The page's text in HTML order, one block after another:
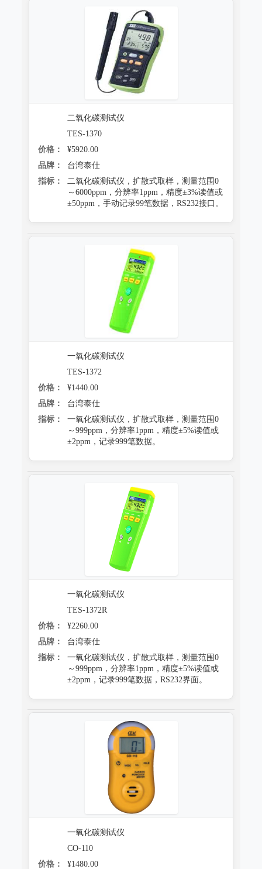
二氧化碳测试仪
TES-1370
价格：
¥5920.00
品牌：
台湾泰仕
指标：
二氧化碳测试仪，扩散式取样，测量范围0
～6000ppm，分辨率1ppm，精度±3%读值或
±50ppm，手动记录99笔数据，RS232接口。
一氧化碳测试仪
TES-1372
价格：
¥1440.00
品牌：
台湾泰仕
指标：
一氧化碳测试仪，扩散式取样，测量范围0
～999ppm，分辨率1ppm，精度±5%读值或
±2ppm，记录999笔数据。
一氧化碳测试仪
TES-1372R
价格：
¥2260.00
品牌：
台湾泰仕
指标：
一氧化碳测试仪，扩散式取样，测量范围0
～999ppm，分辨率1ppm，精度±5%读值或
±2ppm，记录999笔数据，RS232界面。
一氧化碳测试仪
CO-110
价格：
¥1480.00